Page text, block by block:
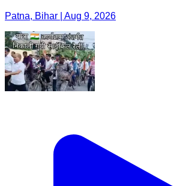
Patna, Bihar | Aug 9, 2026